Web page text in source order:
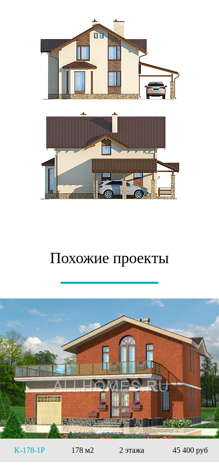
Похожие проекты
K-178-1P 178 м2 2 этажа 45 400 руб